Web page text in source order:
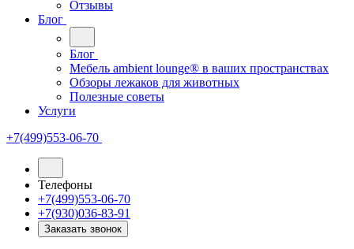
Отзывы
Блог
Блог
Мебель ambient lounge® в ваших пространствах
Обзоры лежаков для животных
Полезные советы
Услуги
+7(499)553-06-70
Телефоны
+7(499)553-06-70
+7(930)036-83-91
Заказать звонок